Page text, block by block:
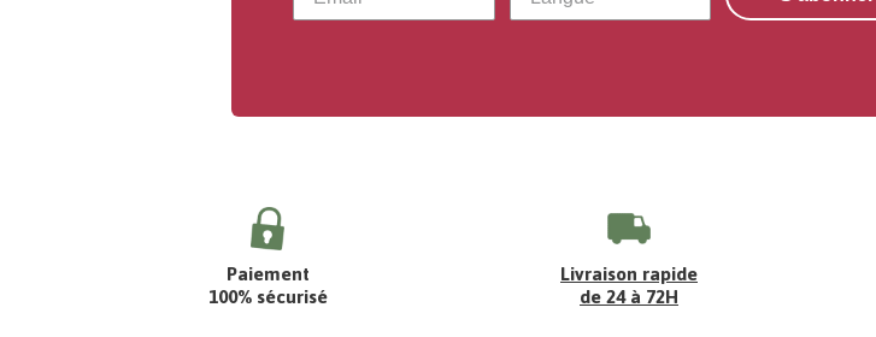
Paiement
100% sécurisé
Livraison rapide
de 24 à 72H